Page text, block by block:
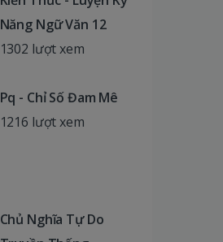
Năng Ngữ Văn 12
1302 lượt xem
Pq - Chỉ Số Đam Mê
1216 lượt xem
Chủ Nghĩa Tự Do